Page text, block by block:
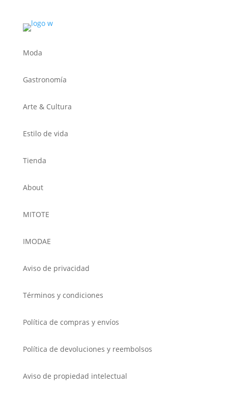
Moda
Gastronomía
Arte & Cultura
Estilo de vida
Tienda
About
MITOTE
IMODAE
Aviso de privacidad
Términos y condiciones
Política de compras y envíos
Política de devoluciones y reembolsos
Aviso de propiedad intelectual